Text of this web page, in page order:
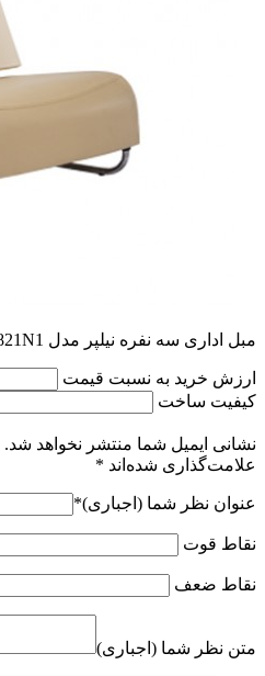
مبل اداری سه نفره نیلپر مدل OSM 821N1
ارزش خرید به نسبت قیمت
کیفیت ساخت
نشانی ایمیل شما منتشر نخواهد شد.
علامت‌گذاری شده‌اند *
عنوان نظر شما (اجباری)*
نقاط قوت
نقاط ضعف
متن نظر شما (اجباری)